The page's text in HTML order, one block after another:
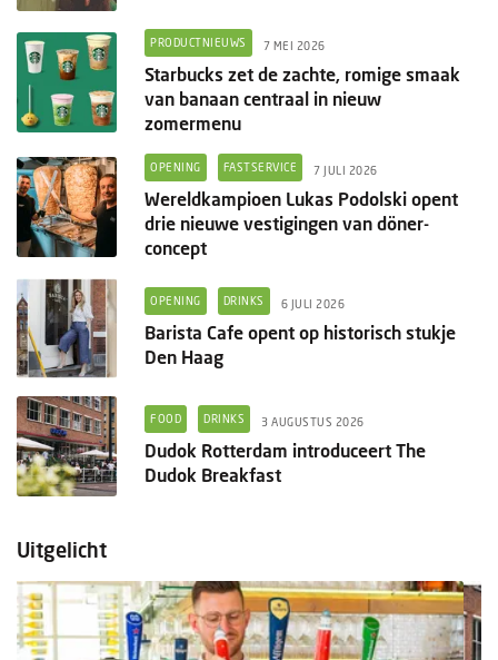
PRODUCTNIEUWS 7 MEI 2026
Starbucks zet de zachte, romige smaak
van banaan centraal in nieuw
zomermenu
OPENING FASTSERVICE 7 JULI 2026
Wereldkampioen Lukas Podolski opent
drie nieuwe vestigingen van döner-
concept
OPENING DRINKS 6 JULI 2026
Barista Cafe opent op historisch stukje
Den Haag
FOOD DRINKS 3 AUGUSTUS 2026
Dudok Rotterdam introduceert The
Dudok Breakfast
Uitgelicht